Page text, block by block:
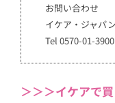
お問い合わせ
イケア・ジャパ
Tel 0570-01-
＞＞＞イケアで